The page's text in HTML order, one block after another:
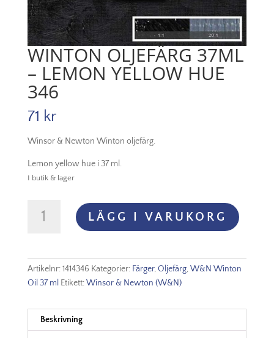
WINTON OLJEFÄRG 37ML
– LEMON YELLOW HUE
346
71 kr
Winsor & Newton Winton oljefärg.
Lemon yellow hue i 37 ml.
I butik & lager
Oljefärg
Lemon
yellow
mängd
LÄGG I VARUKORG
Artikelnr:1414346 Kategorier: Färger,Oljefärg,W&N Winton
Oil 37 ml Etikett:Winsor & Newton (W&N)
Beskrivning